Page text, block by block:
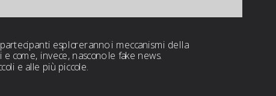
esploreranno i meccanismi della
come, invece, nascono le fake news.
e alle più piccole.